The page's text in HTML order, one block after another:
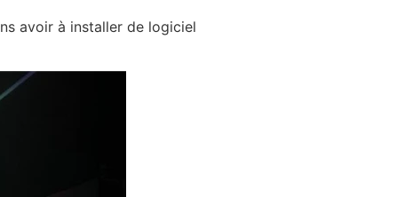
avoir à installer de logiciel